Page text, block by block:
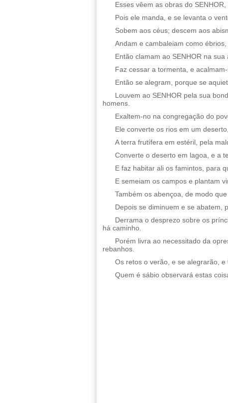
Esses vêem as obras do
Pois ele manda, e se levanta o
Sobem aos céus; descem aos
Andam e cambaleiam como
Então clamam ao SENHOR na
Faz cessar a tormenta, e
Então se alegram, porque se
Louvem ao SENHOR pela sua
homens.
Exaltem-no na congregação do
Ele converte os rios em um
A terra frutífera em estéril, pela
Converte o deserto em lagoa, e a
E faz habitar ali os famintos, para
E semeiam os campos e plantam
Também os abençoa, de modo
Depois se diminuem e se abatem,
Derrama o desprezo sobre os
há caminho.
Porém livra ao necessitado da
rebanhos.
Os retos o verão, e se alegrarão, e
Quem é sábio observará estas